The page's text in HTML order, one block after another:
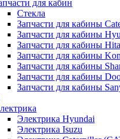
для кабин
Стекла
Запчасти для кабины
Запчасти для кабины
Запчасти для кабины
Запчасти для кабины
Запчасти для кабины
Запчасти для кабины
Запчасти для кабины
Электрика Hyundai
Электрика Isuzu